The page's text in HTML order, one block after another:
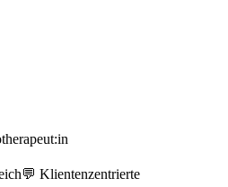
💬 Klientenzentrierte